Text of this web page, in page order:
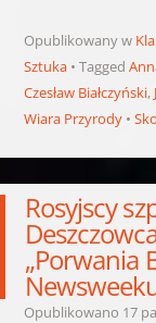
Opublikowany w
Sztuka
Tagged
Czesław Białczyński,
Wiara Przyrody
Rosyjscy
„Porwania
Opublikowano 17